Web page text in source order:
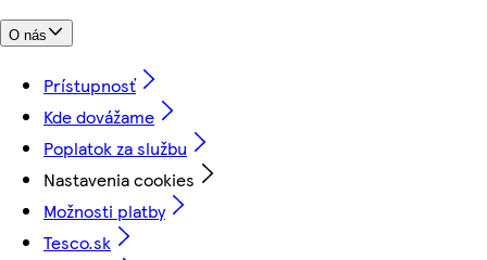
O nás
Prístupnosť
Kde dovážame
Poplatok za službu
Nastavenia cookies
Možnosti platby
Tesco.sk